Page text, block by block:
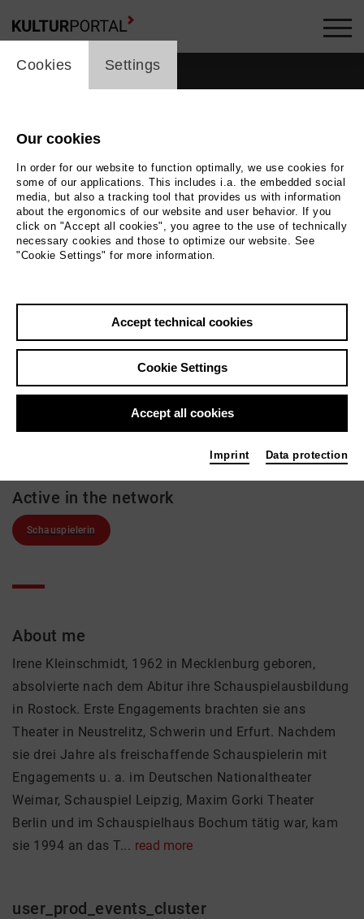
Overview
Irene Kleinschmidt
Theatre
Active in the network
Schauspielerin
About me
Irene Kleinschmidt, 1962 in Mecklenburg geboren,
absolvierte nach dem Abitur ihre Schauspielausbildung
in Rostock. Erste Engagements brachten sie ans
Theater in Neustrelitz, Schwerin und Erfurt. Nachdem
sie drei Jahre als freischaffende Schauspielerin mit
Engagements u. a. im Deutschen Nationaltheater
Weimar, Schauspiel Leipzig, Maxim Gorki Theater
Berlin und im Schauspielhaus Bochum tätig war, kam
sie 1994 an das T... read more
user_prod_events_cluster
cookie_layer
Cookies Settings
Our cookies
In order for our website to function optimally, we use cookies for
some of our applications. This includes i.a. the embedded social
media, but also a tracking tool that provides us with information
about the ergonomics of our website and user behavior. If you
click on "Accept all cookies", you agree to the use of technically
necessary cookies and those to optimize our website. See
"Cookie Settings" for more information.
Accept technical cookies
Cookie Settings
Accept all cookies
Imprint Data protection